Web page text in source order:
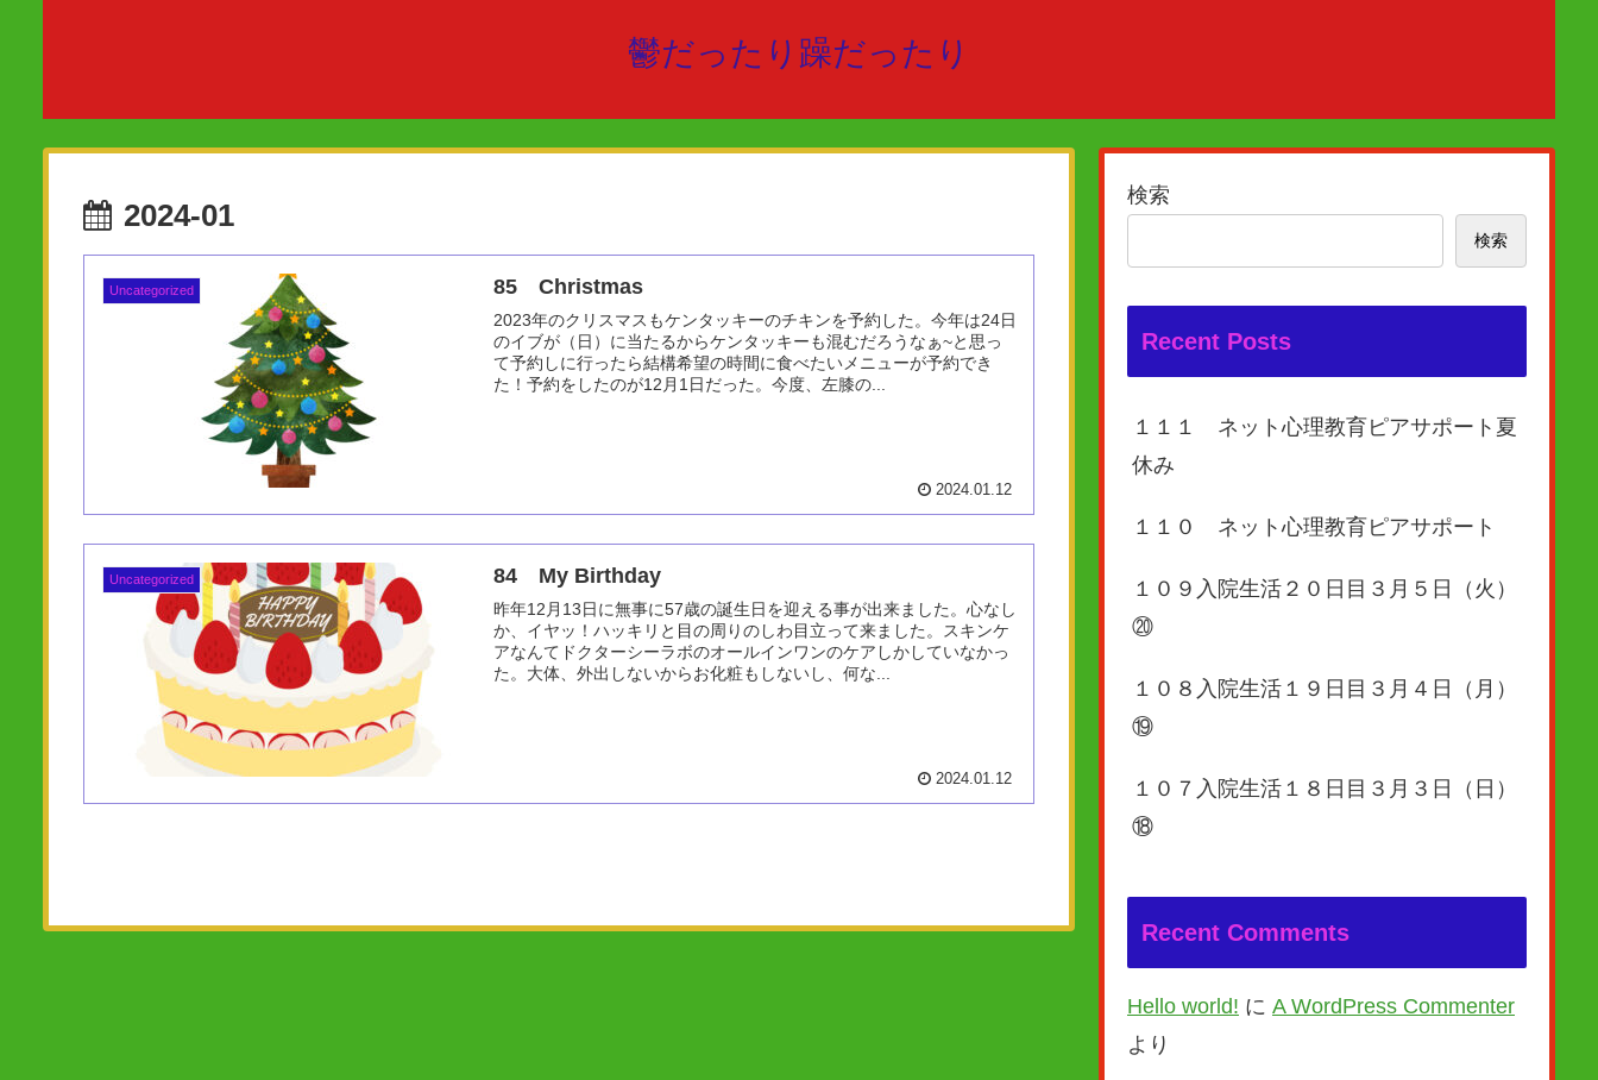
鬱だったり躁だったり
2024-01
Uncategorized 85 Christmas
2023年のクリスマスもケンタッキーのチキンを予約した。今年は24日
のイブが（日）に当たるからケンタッキーも混むだろうなぁ~と思っ
て予約しに行ったら結構希望の時間に食べたいメニューが予約でき
た！予約をしたのが12月1日だった。今度、左膝の...
2024.01.12
Uncategorized 84 My Birthday
昨年12月13日に無事に57歳の誕生日を迎える事が出来ました。心なし
か、イヤッ！ハッキリと目の周りのしわ目立って来ました。スキンケ
アなんてドクターシーラボのオールインワンのケアしかしていなかっ
た。大体、外出しないからお化粧もしないし、何な...
2024.01.12
検索
検索
Recent Posts
１１１ ネット心理教育ピアサポート夏
休み
１１０ ネット心理教育ピアサポート
１０９入院生活２０日目３月５日（火）
⑳
１０８入院生活１９日目３月４日（月）
⑲
１０７入院生活１８日目３月３日（日）
⑱
Recent Comments
Hello world! に A WordPress Commenter
より